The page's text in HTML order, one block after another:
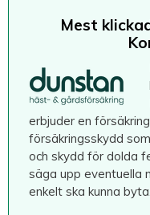
Mest
erbjuder en
försäkringsskydd
och skydd för dolda
säga upp eventuella
enkelt ska kunna byta.